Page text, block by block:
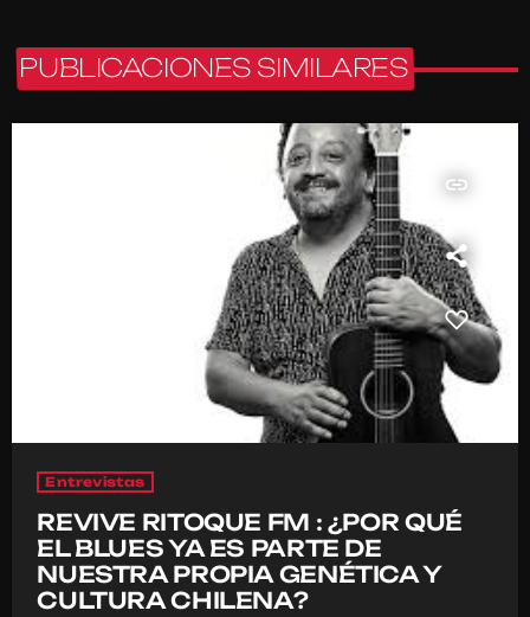
PUBLICACIONES SIMILARES
insert_link
Entrevistas
REVIVE RITOQUE FM : ¿POR QUÉ
EL BLUES YA ES PARTE DE
NUESTRA PROPIA GENÉTICA Y
CULTURA CHILENA?